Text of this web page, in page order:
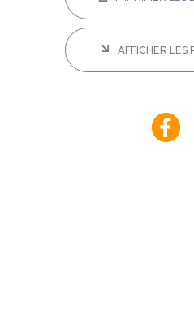
AFFICHER LES